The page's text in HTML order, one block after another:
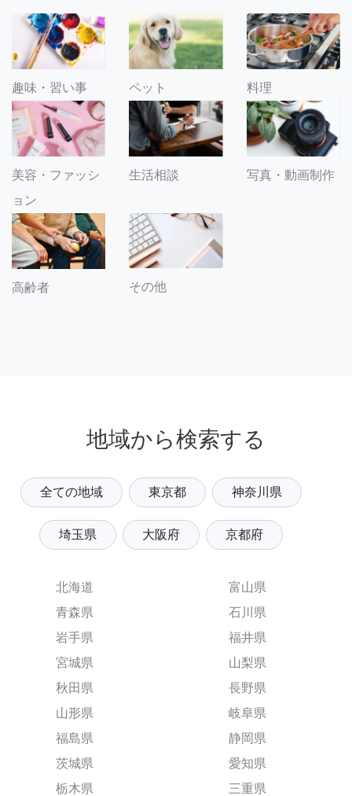
趣味・習い事 ペット 料理
美容・ファッシ
ョン
生活相談 写真・動画制作
高齢者 その他
地域から検索する
全ての地域 東京都 神奈川県
埼玉県 大阪府 京都府
北海道
青森県
岩手県
宮城県
秋田県
山形県
福島県
茨城県
栃木県
富山県
石川県
福井県
山梨県
長野県
岐阜県
静岡県
愛知県
三重県